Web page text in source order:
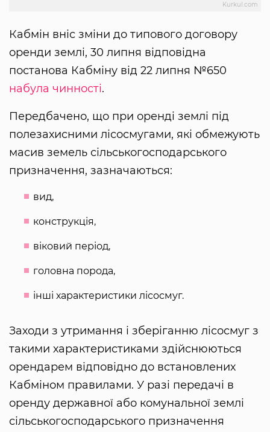
Kurkul.com
Кабмін вніс зміни до типового договору
оренди землі, 30 липня відповідна
постанова Кабміну від 22 липня №650
набула чинності.
Передбачено, що при оренді землі під
полезахисними лісосмугами, які обмежують
масив земель сільськогосподарського
призначення, зазначаються:
вид,
конструкція,
віковий період,
головна порода,
інші характеристики лісосмуг.
Заходи з утримання і зберіганню лісосмуг з
такими характеристиками здійснюються
орендарем відповідно до встановлених
Кабміном правилами. У разі передачі в
оренду державної або комунальної землі
сільськогосподарського призначення